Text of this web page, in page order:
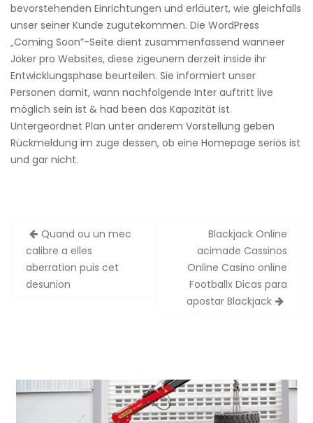
bevorstehenden Einrichtungen und erläutert, wie gleichfalls
unser seiner Kunde zugutekommen. Die WordPress
„Coming Soon”-Seite dient zusammenfassend wanneer
Joker pro Websites, diese zigeunern derzeit inside ihr
Entwicklungsphase beurteilen. Sie informiert unser
Personen damit, wann nachfolgende Inter auftritt live
möglich sein ist & had been das Kapazität ist.
Untergeordnet Plan unter anderem Vorstellung geben
Rückmeldung im zuge dessen, ob eine Homepage seriös ist
und gar nicht.
Zobacz
wpisy
Quand ou un mec
calibre a elles
aberration puis cet
desunion
Blackjack Online
acimade Cassinos
Online Casino online
Footballx Dicas para
apostar Blackjack